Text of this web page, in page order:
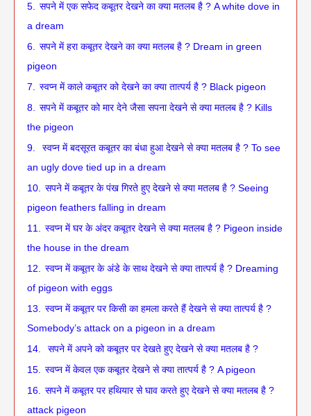
5. ‌‌‌सपने में एक सफेद कबूतर देखने का क्या मतलब है ? A white dove in
a dream
6. सपने में हरा कबूतर देखने का क्या मतलब है ? Dream in green
pigeon
7. स्वप्न में काले कबूतर को देखने का क्या तात्पर्य है ? Black pigeon
8. सपने में कबूतर को मार देने जैसा सपना देखने से क्या मतलब है ? Kills
the pigeon
9.
‌‌‌ स्वप्न में बदसूरत कबूतर का बंधा हुआ देखने से क्या मतलब है ? To see
an ugly dove tied up in a dream
10. सपने में कबूतर के पंख गिरते हुए देखने से क्या मतलब है ? Seeing
pigeon feathers falling in dream
11. स्वप्न में घर के अंदर कबूतर देखने से क्या मतलब है ? Pigeon inside
the house in the dream
12. स्वप्न में कबूतर के अंडे के साथ देखने से क्या तात्पर्य है ? Dreaming
of pigeon with eggs
13. स्वप्न में कबूतर पर किसी का हमला करते हैं देखने से क्या तात्पर्य है ?
Somebody’s attack on a pigeon in a dream
14.
‌‌‌ सपने में अपने को कबूतर पर देखते हुए देखने से क्या मतलब है ?
15. स्वप्न में केवल एक कबूतर देखने से क्या तात्पर्य है ? A pigeon
16. सपने में कबूतर पर हथियार से घाव करते हुए देखने से क्या मतलब है ?
attack pigeon